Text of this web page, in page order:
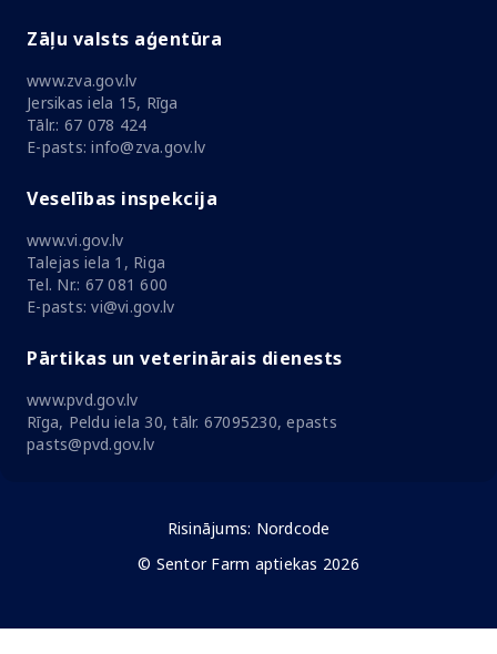
Zāļu valsts aģentūra
www.zva.gov.lv
Jersikas iela 15, Rīga
Tālr.: 67 078 424
E-pasts: info@zva.gov.lv
Veselības inspekcija
www.vi.gov.lv
Talejas iela 1, Riga
Tel. Nr.: 67 081 600
E-pasts: vi@vi.gov.lv
Pārtikas un veterinārais dienests
www.pvd.gov.lv
Rīga, Peldu iela 30, tālr. 67095230, epasts
pasts@pvd.gov.lv
Risinājums: Nordcode
© Sentor Farm aptiekas 2026